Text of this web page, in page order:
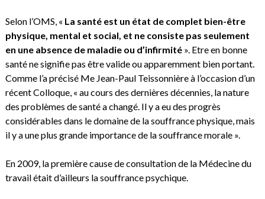
Selon l’OMS, « La santé est un état de complet bien-être
physique, mental et social, et ne consiste pas seulement
en une absence de maladie ou d’infirmité». Etre en bonne
santé ne signifie pas être valide ou apparemment bien portant.
Comme l’a précisé Me Jean-Paul Teissonnière à l’occasion d’un
récent Colloque, « au cours des dernières décennies, la nature
des problèmes de santé a changé. Il y a eu des progrès
considérables dans le domaine de la souffrance physique, mais
il y a une plus grande importance de la souffrance morale ».
En 2009, la première cause de consultation de la Médecine du
travail était d’ailleurs la souffrance psychique.